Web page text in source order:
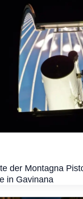
der Montagna
in Gavinana